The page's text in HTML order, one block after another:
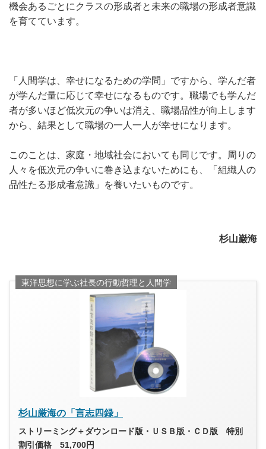
機会あるごとにクラスの形成者と未来の職場の形成者意識
を育てています。
「人間学は、幸せになるための学問」ですから、学んだ者
が学んだ量に応じて幸せになるものです。職場でも学んだ
者が多いほど低次元の争いは消え、職場品性が向上します
から、結果として職場の一人一人が幸せになります。
このことは、家庭・地域社会においても同じです。周りの
人々を低次元の争いに巻き込まないためにも、「組織人の
品性たる形成者意識」を養いたいものです。
杉山巌海
東洋思想に学ぶ社長の行動哲理と人間学
杉山厳海の「言志四録」
ストリーミング＋ダウンロード版・ＵＳＢ版・ＣＤ版 特別
割引価格 51,700円